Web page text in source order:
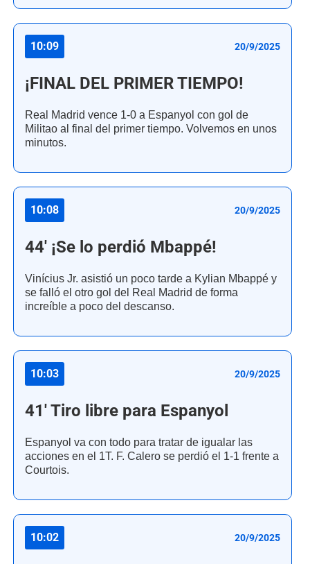
10:09 20/9/2025
¡FINAL DEL PRIMER TIEMPO!
Real Madrid vence 1-0 a Espanyol con gol de
Militao al final del primer tiempo. Volvemos en unos
minutos.
10:08 20/9/2025
44' ¡Se lo perdió Mbappé!
Vinícius Jr. asistió un poco tarde a Kylian Mbappé y
se falló el otro gol del Real Madrid de forma
increíble a poco del descanso.
10:03 20/9/2025
41' Tiro libre para Espanyol
Espanyol va con todo para tratar de igualar las
acciones en el 1T. F. Calero se perdió el 1-1 frente a
Courtois.
10:02 20/9/2025